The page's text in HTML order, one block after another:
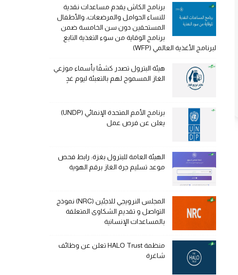
برنامج الكاش يقدم مساعدات نقدية
للنساء الحوامل والمرضعات، والأطفال
المستحقين دون سن الخامسة ضمن
برنامج الوقاية من سوء التغذية التابع
لبرنامج الأغذية العالمي (WFP)
هيئة البترول تصدر كشفًا بأسماء موزعي
الغاز المسموح لهم بالتعبئة ليوم غدٍ
برنامج الأمم المتحدة الإنمائي (UNDP)
يعلن عن فرص عمل
الهيئة العامة للبترول بغزة: رابط فحص
موعد تسليم جرة الغاز برقم الهوية
المجلس النرويجي للاجئين (NRC) نموذج
التواصل و تقديم الشكاوى المتعلقة
بالمساعدات الإنسانية
منظمة HALO Trust تعلن عن وظائف
شاغرة